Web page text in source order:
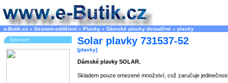
e-Butik.cz » Seznam-oddělení » Plavky » Dámské plavky dvoudílné » plavky
Seznam
Solar plavky 731537-52
[plavky]
Dámské plavky SOLAR.
Skladem pouze omezené množství, což zaručuje